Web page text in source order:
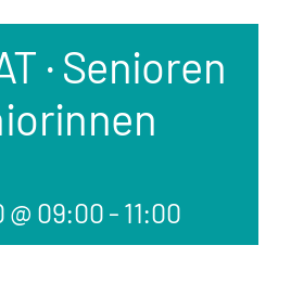
· Senioren
@ 09:00 - 11:00